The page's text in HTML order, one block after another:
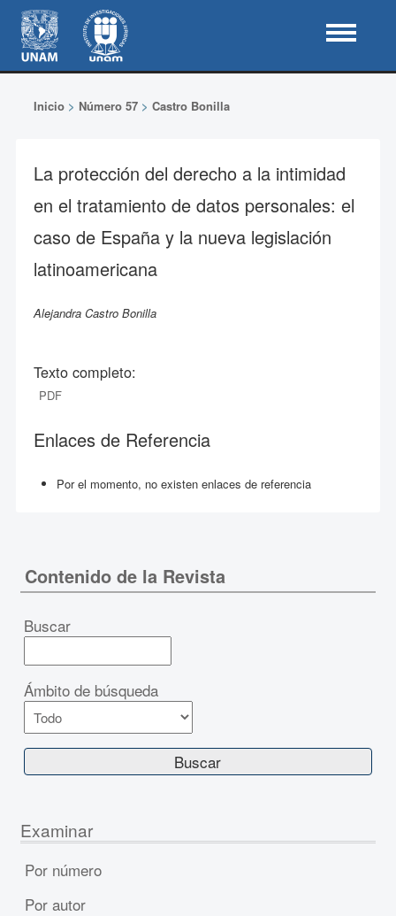
Inicio> Número 57> Castro Bonilla
La protección del derecho a la intimidad
en el tratamiento de datos personales: el
caso de España y la nueva legislación
latinoamericana
Alejandra Castro Bonilla
Texto completo:
PDF
Enlaces de Referencia
Por el momento, no existen enlaces de referencia
Contenido de la Revista
Buscar
Ámbito de búsqueda
Examinar
Por número
Por autor